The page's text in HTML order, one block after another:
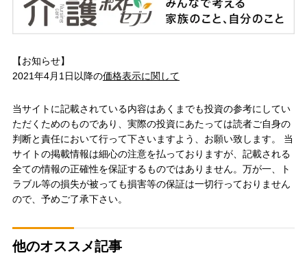
【お知らせ】
2021年4月1日以降の価格表示に関して
当サイトに記載されている内容はあくまでも投資の参考にしてい
ただくためのものであり、実際の投資にあたっては読者ご自身の
判断と責任において行って下さいますよう、お願い致します。 当
サイトの掲載情報は細心の注意を払っておりますが、記載される
全ての情報の正確性を保証するものではありません。万が一、ト
ラブル等の損失が被っても損害等の保証は一切行っておりません
ので、予めご了承下さい。
他のオススメ記事